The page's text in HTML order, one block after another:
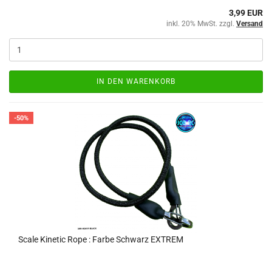
3,99 EUR
inkl. 20% MwSt. zzgl. Versand
IN DEN WARENKORB
-50%
Scale Kinetic Rope : Farbe Schwarz EXTREM